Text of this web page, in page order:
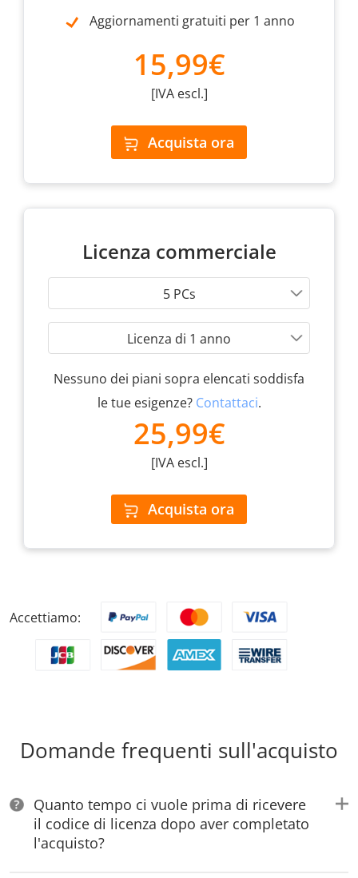
Aggiornamenti gratuiti per 1 anno
15,99€
[IVA escl.]
Acquista ora
Licenza commerciale
5 PCs
Licenza di 1 anno
Nessuno dei piani sopra elencati soddisfa
le tue esigenze? Contattaci.
25,99€
[IVA escl.]
Acquista ora
Accettiamo:
Domande frequenti sull'acquisto
Quanto tempo ci vuole prima di ricevere
il codice di licenza dopo aver completato
l'acquisto?